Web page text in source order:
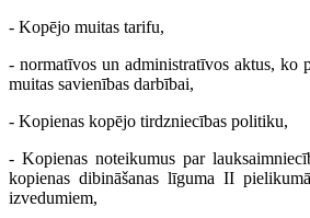
- Kopējo muitas tarifu,
- normatīvos un administratīvos aktus, ko
muitas savienības darbībai,
- Kopienas kopējo tirdzniecības politiku,
- Kopienas noteikumus par
kopienas dibināšanas līguma II
izvedumiem,